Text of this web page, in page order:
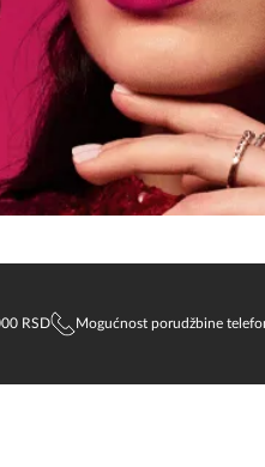
RSD Mogućnost porudžbine